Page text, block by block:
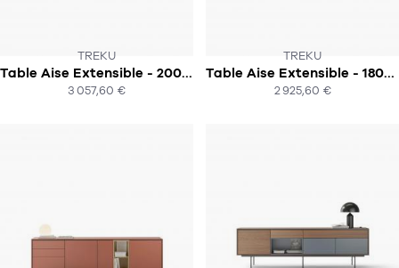
TREKU
Table Aise Extensible - 200x90cm - Plateau rectangulaire - Treku
3 057,60 €
SOUS 6-8 SEMAINES
ACHAT EXPRESS
TREKU
Table Aise Extensible - 180x90cm - Plateau rectangulaire - Treku
2 925,60 €
SOUS 8-9 SEMAINES
ACHAT EXPRESS